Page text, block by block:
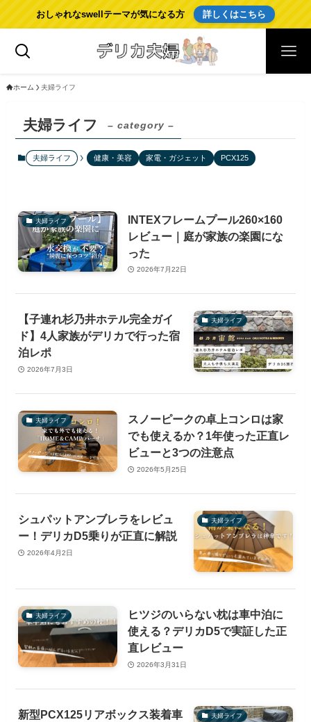
おしゃれなswellテーマが気になる方 詳しくはこちら
ホーム 夫婦ライフ
夫婦ライフ – category –
夫婦ライフ 健康・美容 家電・ガジェット PCX125
夫婦ライフ
INTEXフレームプール260×160
レビュー｜庭が家族の楽園にな
った
2026年7月22日
夫婦ライフ
【子連れ杉乃井ホテル完全ガイ
ド】4人家族がデリカで行った宿
泊レポ
2026年7月3日
夫婦ライフ
スノーピークの卓上コンロは家
でも使えるか？1年使った正直レ
ビューと3つの注意点
2026年5月25日
夫婦ライフ
シュパットアンブレラをレビュ
ー！デリカD5乗りが正直に解説
2026年4月2日
夫婦ライフ
ヒツジのいらない枕は車中泊に
使える？デリカD5で実証した正
直レビュー
2026年3月31日
夫婦ライフ
新型PCX125リアボックス装着車